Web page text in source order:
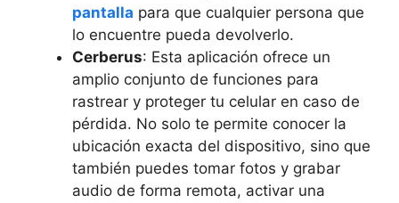
pantalla para⁢ que cualquier persona que
‌lo encuentre⁣ pueda devolverlo.
Cerberus: Esta aplicación ofrece un
amplio conjunto de funciones para
rastrear y ‌proteger tu celular en caso de
pérdida. No solo te permite conocer la
ubicación exacta del dispositivo, ⁤sino que
también puedes tomar fotos y grabar
audio de forma remota, activar una